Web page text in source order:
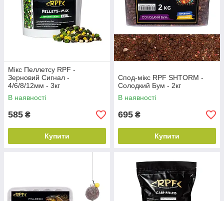
Мікс Пеллетсу RPF -
Зерновий Сигнал -
4/6/8/12мм - 3кг
В наявності
585 ₴
Купити
Спод-мікс RPF SHTORM -
Солодкий Бум - 2кг
В наявності
695 ₴
Купити